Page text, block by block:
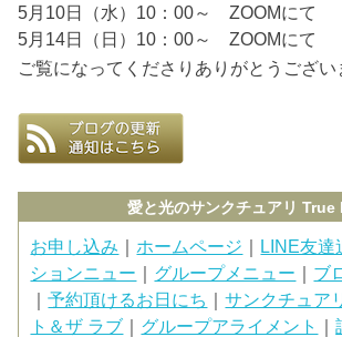
5月10日（水）10：00～ ZOOMにて
5月14日（日）10：00～ ZOOMにて
ご覧になってくださりありがとうござい
愛と光のサンクチュアリ
お申し込み ｜ ホームページ ｜ LINE友達
ションニュー ｜ グループメニュー ｜ ブ
｜予約頂けるお日にち ｜サンクチュア
ト＆ザ ラブ ｜ グループアライメント ｜